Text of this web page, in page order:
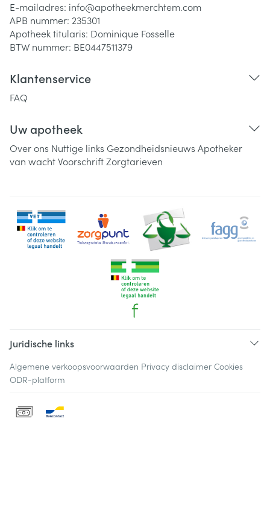
E-mailadres: info@apotheekmerchtem.com
APB nummer: 235301
Apotheek titularis: Dominique Fosselle
BTW nummer: BE0447511379
Klantenservice
FAQ
Uw apotheek
Over ons Nuttige links Gezondheidsnieuws Apotheker
van wachtVoorschriftZorgtarieven
Juridische links
Algemene verkoopsvoorwaarden Privacy disclaimer Cookies
ODR-platform